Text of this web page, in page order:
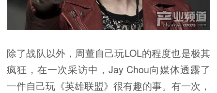
除了战队以外，周董自己玩LOL的程度也是极其
疯狂，在一次采访中，Jay Chou向媒体透露了
一件自己玩《英雄联盟》很有趣的事。有一次，